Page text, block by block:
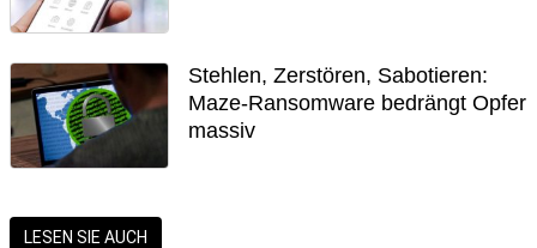
Stehlen, Zerstören, Sabotieren:
Maze-Ransomware bedrängt Opfer
massiv
LESEN SIE AUCH